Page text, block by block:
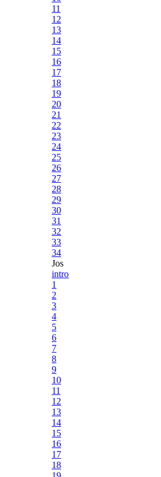
11
12
13
14
15
16
17
18
19
20
21
22
23
24
25
26
27
28
29
30
31
32
33
34
Jos
intro
1
2
3
4
5
6
7
8
9
10
11
12
13
14
15
16
17
18